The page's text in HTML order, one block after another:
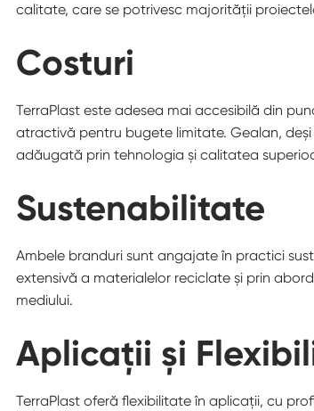
calitate, care se potrivesc majorității
Costuri
TerraPlast este adesea mai accesibilă din
atractivă pentru bugete limitate. Gealan,
adăugată prin tehnologia și calitatea
Sustenabilitate
Ambele branduri sunt angajate în practici
extensivă a materialelor reciclate și prin
mediului.
Aplicații și
TerraPlast oferă flexibilitate în aplicații, cu